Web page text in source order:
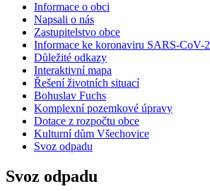
Informace o obci
Napsali o nás
Zastupitelstvo obce
Informace ke koronaviru SARS-CoV-2
Důležité odkazy
Interaktivní mapa
Řešení životních situací
Bohuslav Fuchs
Komplexní pozemkové úpravy
Dotace z rozpočtu obce
Kulturní dům Všechovice
Svoz odpadu
Svoz odpadu